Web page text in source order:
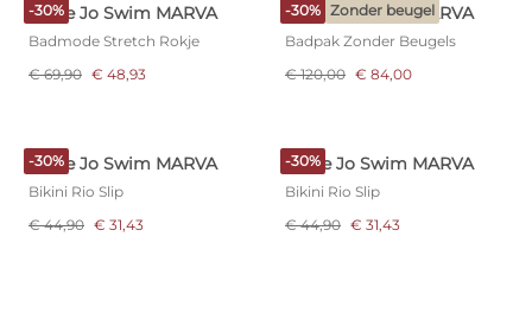
-30%
Marie Jo Swim MARVA
Badmode Stretch Rokje
€ 69,90 € 48,93
-30% Zonder beugel
Marie Jo Swim MARVA
Badpak Zonder Beugels
€ 120,00 € 84,00
-30%
Marie Jo Swim MARVA
Bikini Rio Slip
€ 44,90 € 31,43
-30%
Marie Jo Swim MARVA
Bikini Rio Slip
€ 44,90 € 31,43